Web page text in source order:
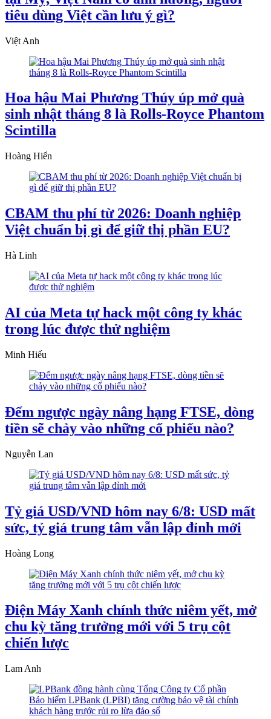
tiêu dùng Việt cần lưu ý gì?
Việt Anh
Hoa hậu Mai Phương Thúy úp mở quà
sinh nhật tháng 8 là Rolls-Royce Phantom
Scintilla
Hoàng Hiển
CBAM thu phí từ 2026: Doanh nghiệp
Việt chuẩn bị gì để giữ thị phần EU?
Hà Linh
AI của Meta tự hack một công ty khác
trong lúc được thử nghiệm
Minh Hiếu
Đếm ngược ngày nâng hạng FTSE, dòng
tiền sẽ chảy vào những cổ phiếu nào?
Nguyễn Lan
Tỷ giá USD/VND hôm nay 6/8: USD mất
sức, tỷ giá trung tâm vẫn lập đỉnh mới
Hoàng Long
Điện Máy Xanh chính thức niêm yết, mở
chu kỳ tăng trưởng mới với 5 trụ cột
chiến lược
Lam Anh